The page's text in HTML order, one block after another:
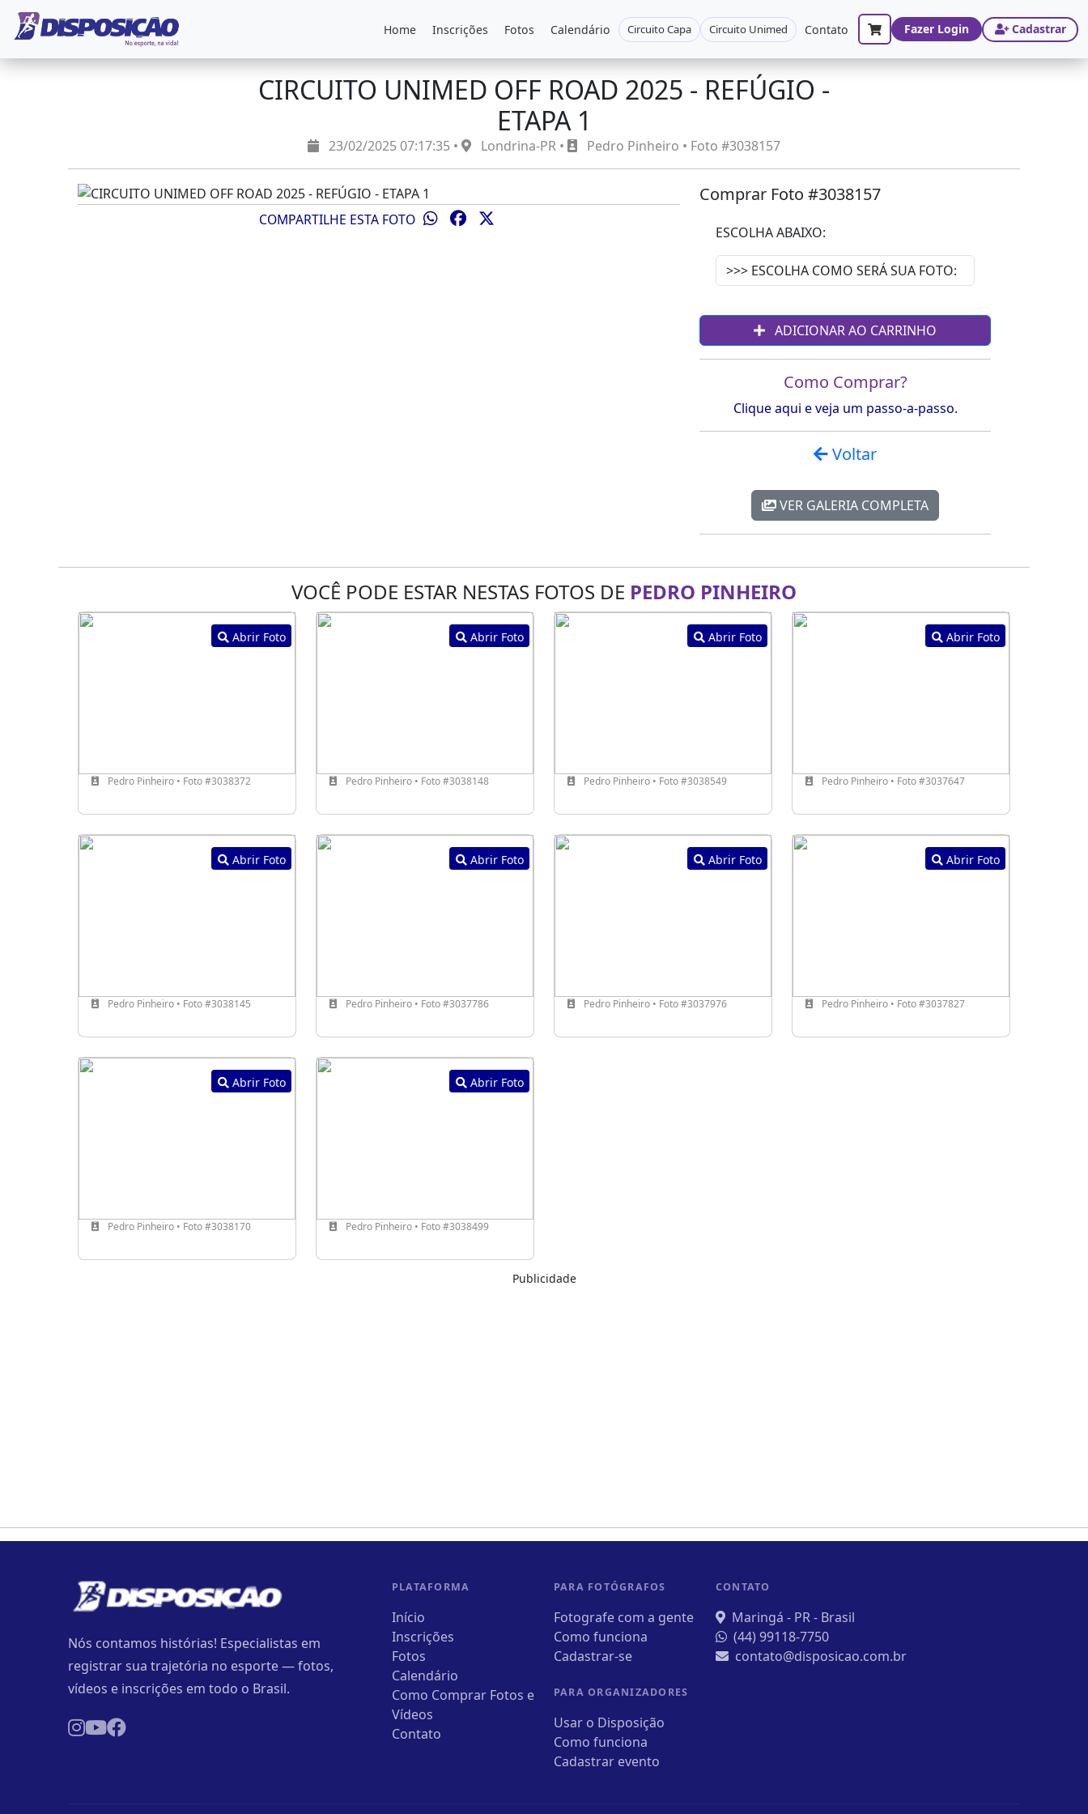
Home Inscrições Fotos Calendário Circuito Capa Circuito Unimed Contato Fazer Login Cadastrar
CIRCUITO UNIMED OFF ROAD 2025 - REFÚGIO -
ETAPA 1
23/02/2025 07:17:35 • Londrina-PR • Pedro Pinheiro • Foto #3038157
COMPARTILHE ESTA FOTO
Comprar Foto #3038157
ESCOLHA ABAIXO:
ADICIONAR AO CARRINHO
Como Comprar?
Clique aqui e veja um passo-a-passo.
Voltar
VER GALERIA COMPLETA
VOCÊ PODE ESTAR NESTAS FOTOS DE PEDRO PINHEIRO
Abrir Foto
Pedro Pinheiro • Foto #3038372
Abrir Foto
Pedro Pinheiro • Foto #3038148
Abrir Foto
Pedro Pinheiro • Foto #3038549
Abrir Foto
Pedro Pinheiro • Foto #3037647
Abrir Foto
Pedro Pinheiro • Foto #3038145
Abrir Foto
Pedro Pinheiro • Foto #3037786
Abrir Foto
Pedro Pinheiro • Foto #3037976
Abrir Foto
Pedro Pinheiro • Foto #3037827
Abrir Foto
Pedro Pinheiro • Foto #3038170
Abrir Foto
Pedro Pinheiro • Foto #3038499
Publicidade
Nós contamos histórias! Especialistas em
registrar sua trajetória no esporte — fotos,
vídeos e inscrições em todo o Brasil.
PLATAFORMA
Início
Inscrições
Fotos
Calendário
Como Comprar Fotos e
Vídeos
Contato
PARA FOTÓGRAFOS
Fotografe com a gente
Como funciona
Cadastrar-se
PARA ORGANIZADORES
Usar o Disposição
Como funciona
Cadastrar evento
CONTATO
Maringá - PR - Brasil
(44) 99118-7750
contato@disposicao.com.br